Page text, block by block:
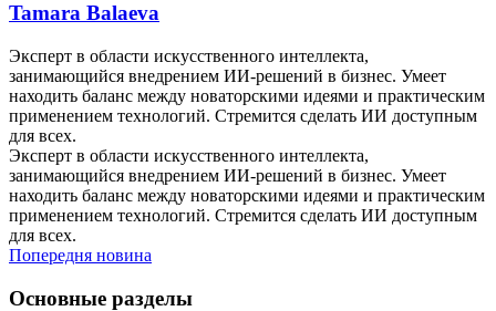
Tamara Balaeva
Эксперт в области искусственного интеллекта,
занимающийся внедрением ИИ-решений в бизнес. Умеет
находить баланс между новаторскими идеями и практическим
применением технологий. Стремится сделать ИИ доступным
для всех.
Эксперт в области искусственного интеллекта,
занимающийся внедрением ИИ-решений в бизнес. Умеет
находить баланс между новаторскими идеями и практическим
применением технологий. Стремится сделать ИИ доступным
для всех.
Попередня новина
Основные разделы